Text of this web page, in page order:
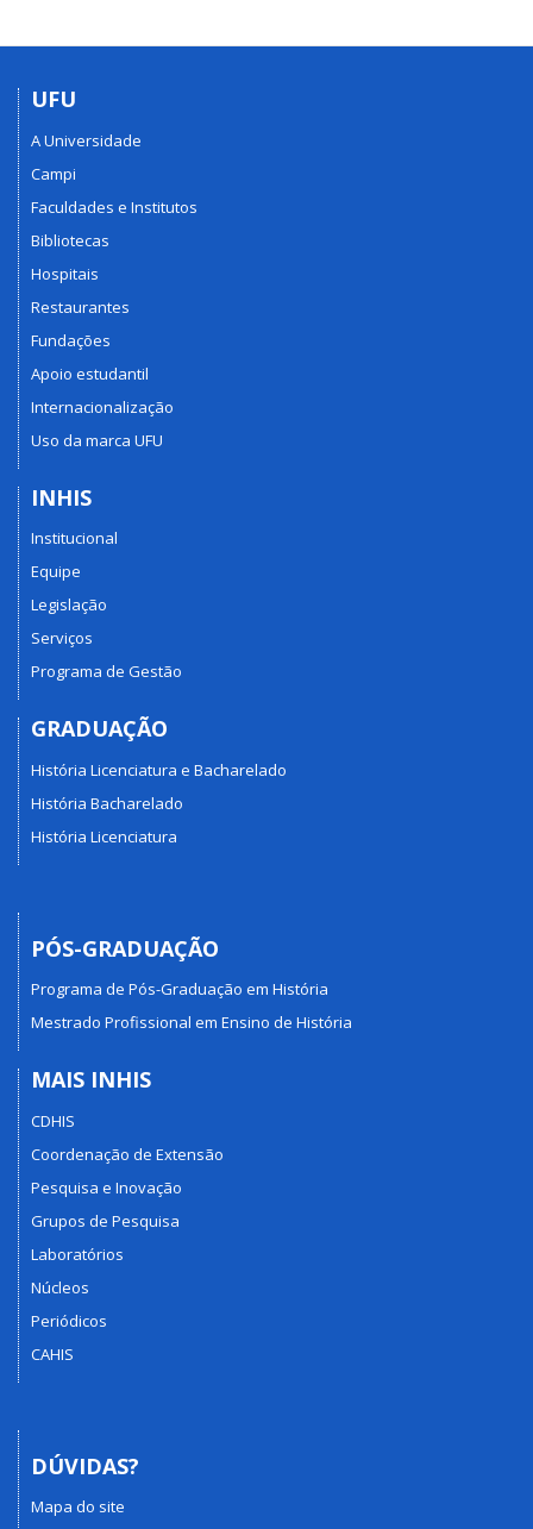
UFU
A Universidade
Campi
Faculdades e Institutos
Bibliotecas
Hospitais
Restaurantes
Fundações
Apoio estudantil
Internacionalização
Uso da marca UFU
INHIS
Institucional
Equipe
Legislação
Serviços
Programa de Gestão
GRADUAÇÃO
História Licenciatura e Bacharelado
História Bacharelado
História Licenciatura
PÓS-GRADUAÇÃO
Programa de Pós-Graduação em História
Mestrado Profissional em Ensino de História
MAIS INHIS
CDHIS
Coordenação de Extensão
Pesquisa e Inovação
Grupos de Pesquisa
Laboratórios
Núcleos
Periódicos
CAHIS
DÚVIDAS?
Mapa do site